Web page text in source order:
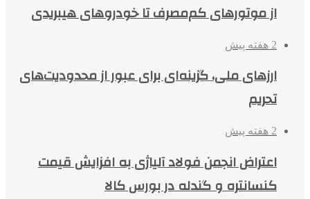
از موتورهای کم‌مصرف تا خودروهای هیبریدی
2 هفته پیش
ارزهای ملی، گزینه‌ای برای عبور از محدودیت‌های
تحریم
2 هفته پیش
اعتراض انجمن فولاد آلیاژی به افزایش قیمت
کنسانتره و گندله در بورس کالا